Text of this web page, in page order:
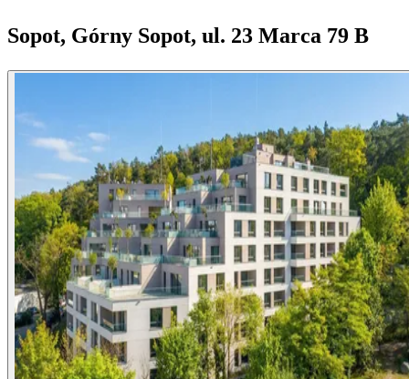
Sopot, Górny Sopot, ul. 23 Marca 79 B